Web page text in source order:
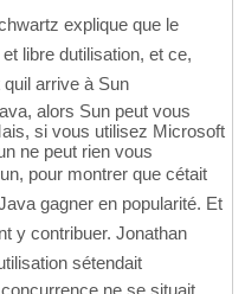
explique que le
libre dutilisation, et ce,
arrive à Sun
alors Sun peut vous
si vous utilisez Microsoft
ne peut rien vous
pour montrer que cétait
gagner en popularité. Et
y contribuer. Jonathan
sétendait